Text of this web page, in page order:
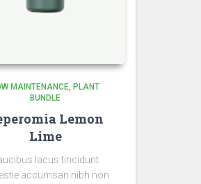
MAINTENANCE PLANT
BUNDLE
Lemon
Lime
lacus tincidunt
accumsan nibh non